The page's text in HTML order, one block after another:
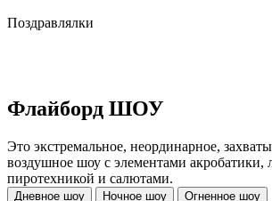
Поздравлялки
Флайборд ШОУ
Это экстремальное, неординарное,
воздушное шоу с элементами акробатики,
пиротехникой и салютами.
Дневное шоу Ночное шоу
Огненное шоу